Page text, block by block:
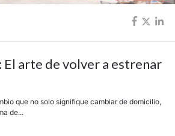
arte de volver a estrenar
que no solo signifique cambiar de domicilio,
de...